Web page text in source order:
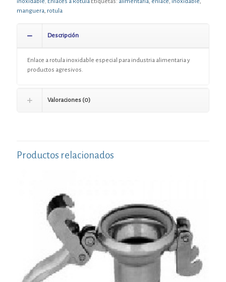
manguera, rotula
Descripción
Enlace a rotula inoxidable especial para industria alimentaria y
productos agresivos.
Valoraciones (0)
Productos relacionados